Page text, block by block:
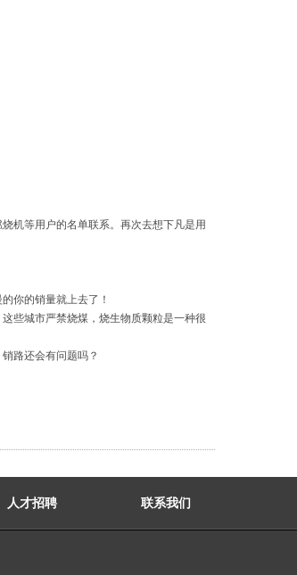
机等用户的名单联系。再次去想下凡是用
你的销量就上去了！
些城市严禁烧煤，烧生物质颗粒是一种很
路还会有问题吗？
人才招聘 联系我们